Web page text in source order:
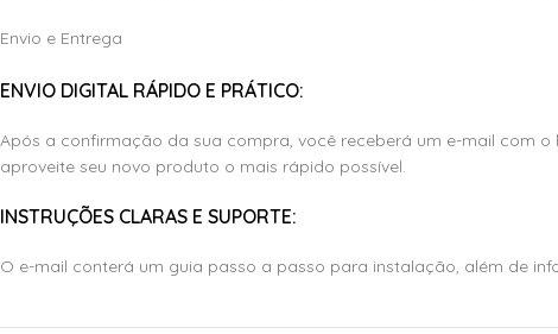
Envio e Entrega
ENVIO DIGITAL RÁPIDO E PRÁTICO:
Após a confirmação da sua compra, você receberá um e-mail com
aproveite seu novo produto o mais rápido possível.
INSTRUÇÕES CLARAS E SUPORTE:
O e-mail conterá um guia passo a passo para instalação, além de